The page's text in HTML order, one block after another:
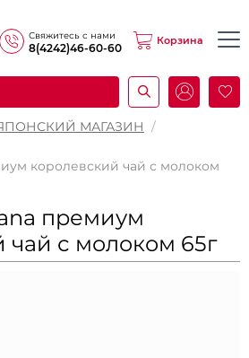
Свяжитесь с нами
8(4242)46-60-60
Корзина
МАГАЗИН /
королевский чай с молоком
премиум
чай с молоком 65г